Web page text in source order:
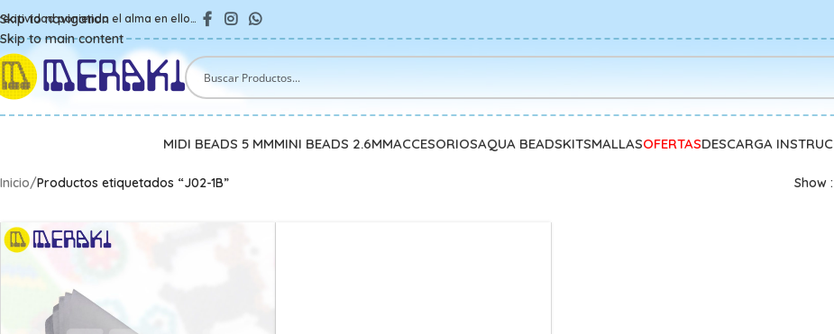
Skip to navigation
Skip to main content
poniendo el alma en ello…
MIDI BEADS 5 MMMINI BEADS 2.6MMACCESORIOSAQUA BEADSKITSMALLASOFERTASDESCARGA
Inicio/Productos etiquetados “J02-1B” Show